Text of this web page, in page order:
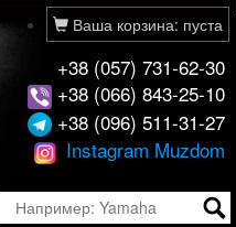
Ваша корзина: пуста
+38 (057) 731-62-30
+38 (066) 843-25-10
+38 (096) 511-31-27
Instagram Muzdom